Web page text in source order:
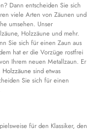
Dann entscheiden Sie sich
viele Arten von Zäunen und
umsehen. Unser
Holzzäune und mehr.
Sie sich für einen Zaun aus
hat er die Vorzüge rostfrei
Ihrem neuen Metallzaun. Er
Holzzäune sind etwas
Sie sich für einen
für den Klassiker, den